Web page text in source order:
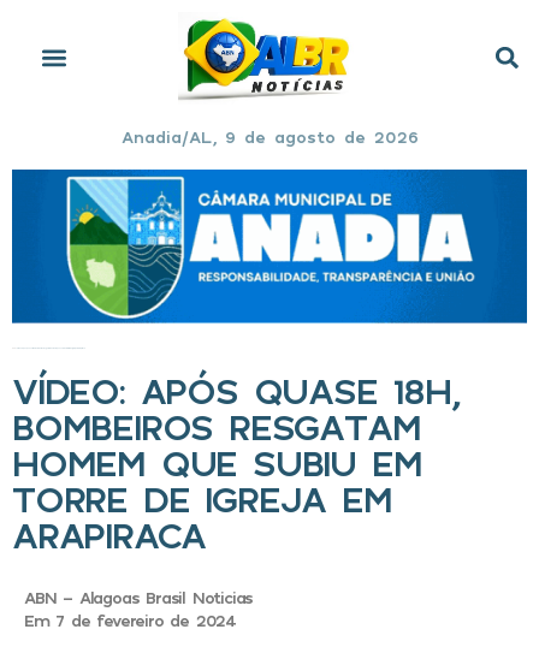
Anadia/AL, 9 de agosto de 2026
VÍDEO: APÓS QUASE 18H,
BOMBEIROS RESGATAM
HOMEM QUE SUBIU EM
TORRE DE IGREJA EM
ARAPIRACA
ABN - Alagoas Brasil Noticias
Em 7 de fevereiro de 2024